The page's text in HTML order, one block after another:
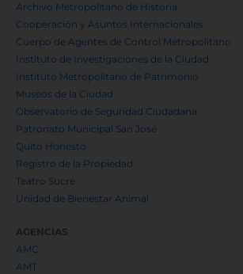
Archivo Metropolitano de Historia
Cooperación y Asuntos Internacionales
Cuerpo de Agentes de Control Metropolitano
Instituto de Investigaciones de la Ciudad
Instituto Metropolitano de Patrimonio
Museos de la Ciudad
Observatorio de Seguridad Ciudadana
Patronato Municipal San José
Quito Honesto
Registro de la Propiedad
Teatro Sucre
Unidad de Bienestar Animal
AGENCIAS
AMC
AMT